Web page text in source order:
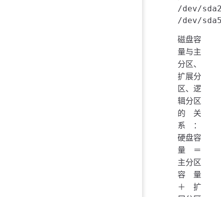
/dev/sda2
磁盘容
量与主
分区、
扩展分
区、逻
辑分区
的关
系：
硬盘容
量 ＝
主分区
容量
＋ 扩